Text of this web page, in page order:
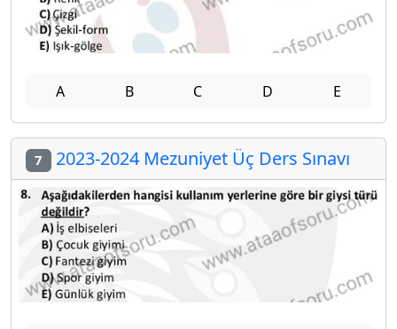
A B C D E
7 2023-2024 Mezuniyet Üç Ders Sınavı